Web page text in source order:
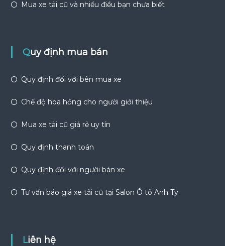
Mua xe tải cũ và nhiều điều bạn chưa biết
Quy định mua bán
Quy định đối với bên mua xe
Chế độ hoa hồng cho người giới thiệu
Mua xe tải cũ giá rẻ uy tín
Quy định thanh toán
Quy định đối với người bán xe
Tư vấn báo giá xe tải cũ tại Salon Ô tô Anh Ty
Liên hệ